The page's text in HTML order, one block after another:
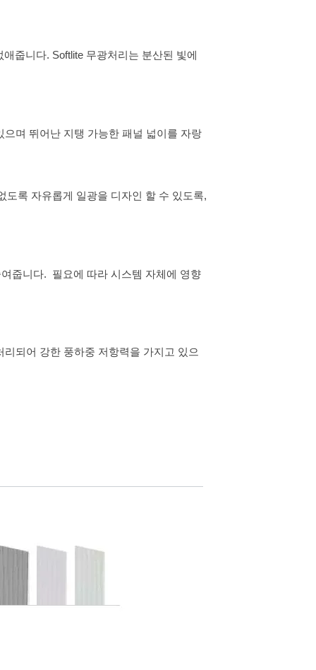
줍니다. Softlite 무광처리는 분산된 빛에
며 뛰어난 지탱 가능한 패널 넓이를 자랑
도록 자유롭게 일광을 디자인 할 수 있도록,
줍니다. 필요에 따라 시스템 자체에 영향
되어 강한 풍하중 저항력을 가지고 있으